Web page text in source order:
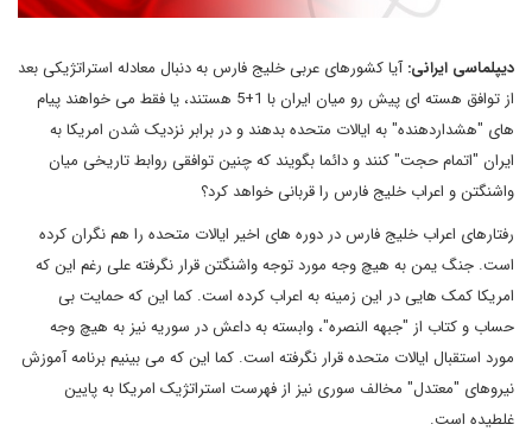
دیپلماسی ایرانی:آیا کشورهای عربی خلیج فارس به دنبال معادله استراتژیکی بعد
از توافق هسته ای پیش رو میان ایران با 1+5 هستند، یا فقط می خواهند پیام
های "هشداردهنده" به ایالات متحده بدهند و در برابر نزدیک شدن امریکا به
ایران "اتمام حجت" کنند و دائما بگویند که چنین توافقی روابط تاریخی میان
واشنگتن و اعراب خلیج فارس را قربانی خواهد کرد؟
رفتارهای اعراب خلیج فارس در دوره های اخیر ایالات متحده را هم نگران کرده
است. جنگ یمن به هیچ وجه مورد توجه واشنگتن قرار نگرفته علی رغم این که
امریکا کمک هایی در این زمینه به اعراب کرده است. کما این که حمایت بی
حساب و کتاب از "جبهه النصره"، وابسته به داعش در سوریه نیز به هیچ وجه
مورد استقبال ایالات متحده قرار نگرفته است. کما این که می بینیم برنامه آموزش
نیروهای "معتدل" مخالف سوری نیز از فهرست استراتژیک امریکا به پایین
غلطیده است.